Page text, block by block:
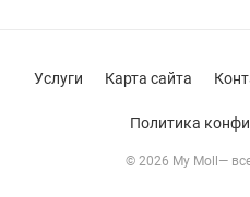
© 2026 My Moll—
Услуги Карта сайта
Политика